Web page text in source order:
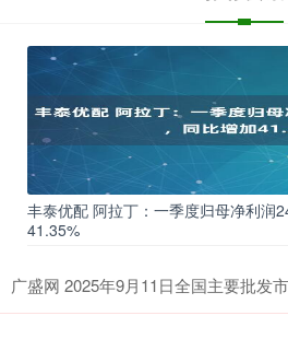
丰泰优配 阿拉丁：一季度归母净利润
41.35%
广盛网 2025年9月11日全国主要批发